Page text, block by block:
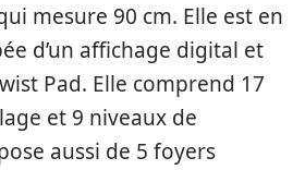
mesure 90 cm. Elle est en
d’un affichage digital et
Pad. Elle comprend 17
et 9 niveaux de
aussi de 5 foyers